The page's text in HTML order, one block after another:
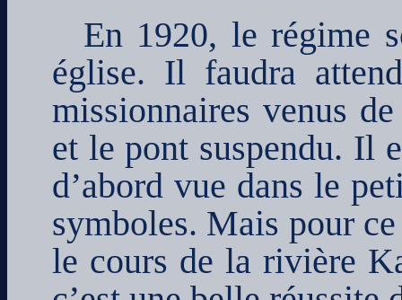
En 1920, le régime
église. Il faudra
missionnaires venus
et le pont suspendu. Il
d’abord vue dans le
symboles. Mais pour
le cours de la rivière